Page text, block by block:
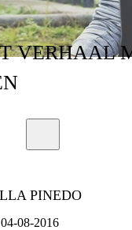
VERHAAL
PINEDO
04-08-2016